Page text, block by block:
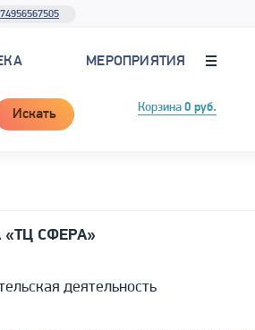
МЕРОПРИЯТИЯ
Искать Корзина 0 руб.
СФЕРА»
деятельность